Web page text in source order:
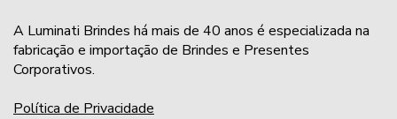
A Luminati Brindes há mais de 40 anos é especializada na
fabricação e importação de Brindes e Presentes
Corporativos.
Política de Privacidade